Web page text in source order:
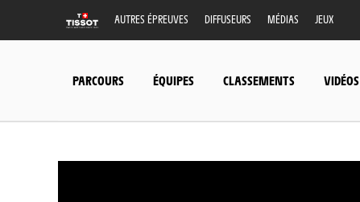
AUTRES ÉPREUVES DIFFUSEURS MÉDIAS JEUX
PARCOURS ÉQUIPES CLASSEMENTS VIDÉOS